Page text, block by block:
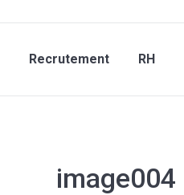
Recrutement RH
image004